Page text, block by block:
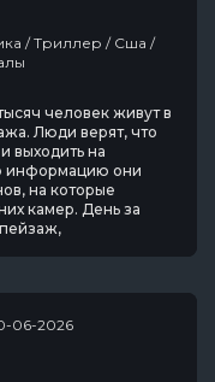
/ Триллер / Сша /
человек живут в
Люди верят, что
выходить на
информацию они
на которые
камер. День за
06-2026